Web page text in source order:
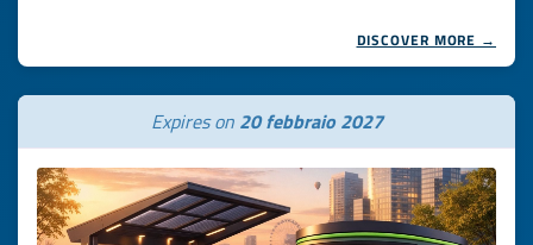
DISCOVER MORE →
Expires on 20 febbraio 2027